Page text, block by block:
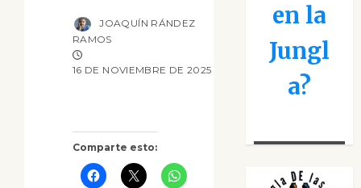
Comparte esto:
JOAQUÍN RÁNDEZ
RAMOS
16 DE NOVIEMBRE DE 2025
en la
Jungl
a?